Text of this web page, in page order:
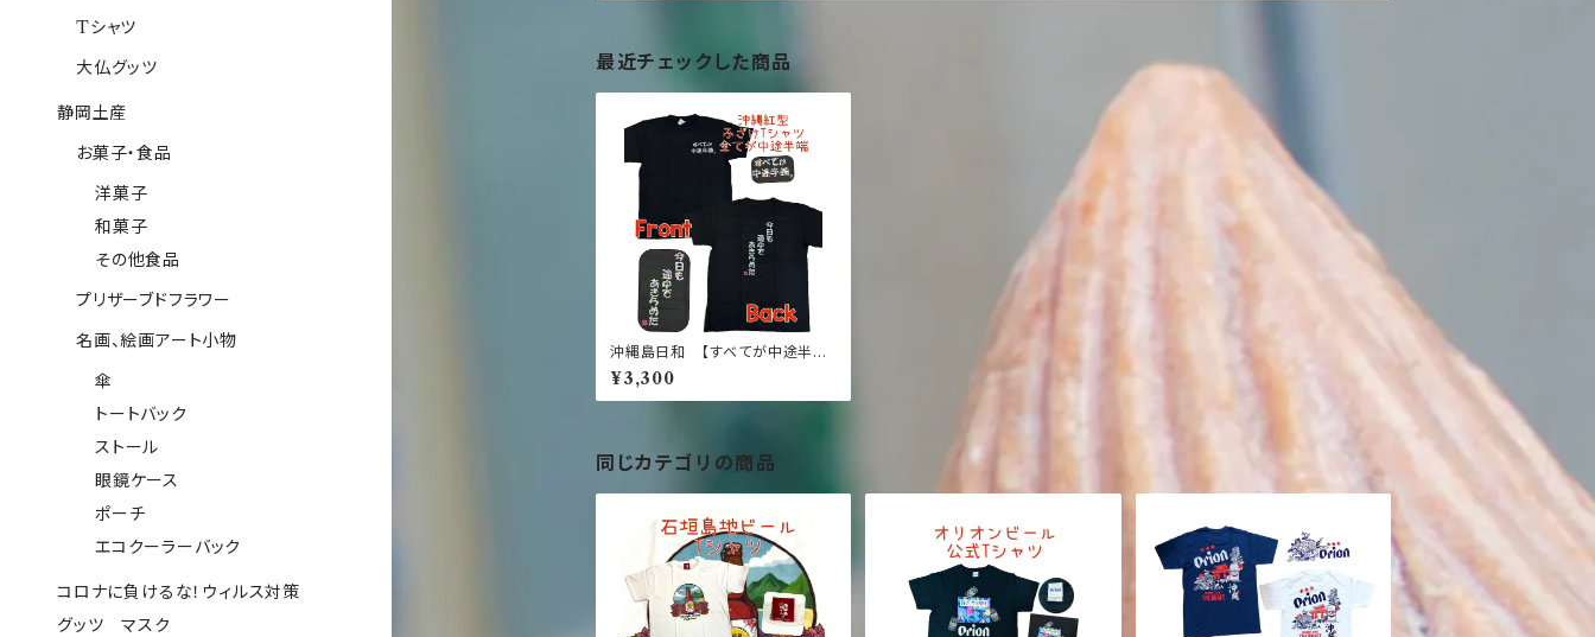
最近チェックした商品
沖縄島日和 【すべてが中途半
端 今日も途中であきらめた】黒T
シャツ ふざけ おもしろ 紅
型 文字Tシャツ
¥3,300
同じカテゴリの商品
Tシャツ
大仏グッツ
静岡土産
お菓子・食品
洋菓子
和菓子
その他食品
プリザーブドフラワー
名画、絵画アート小物
傘
トートバック
ストール
眼鏡ケース
ポーチ
エコクーラーバック
コロナに負けるな！ウィルス対策
グッツ マスク